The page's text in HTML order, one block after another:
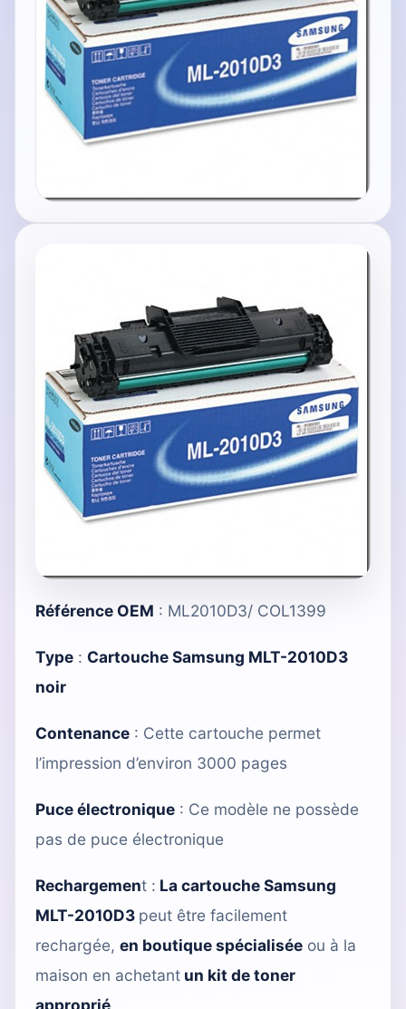
Référence OEM : ML2010D3/ COL1399
Type : Cartouche Samsung MLT-2010D3
noir
Contenance : Cette cartouche permet
l’impression d’environ 3000 pages
Puce électronique : Ce modèle ne possède
pas de puce électronique
Rechargement : La cartouche Samsung
MLT-2010D3 peut être facilement
rechargée, en boutique spécialisée ou à la
maison en achetant un kit de toner
approprié